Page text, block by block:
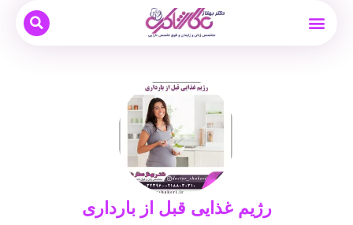
رژیم غذایی قبل از بارداری